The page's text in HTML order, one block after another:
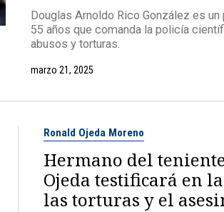
Douglas Arnoldo Rico González es
55 años que comanda la policía
abusos y torturas.
marzo 21, 2025
Ronald Ojeda Moreno
Hermano del
Ojeda testificará en
las torturas y el